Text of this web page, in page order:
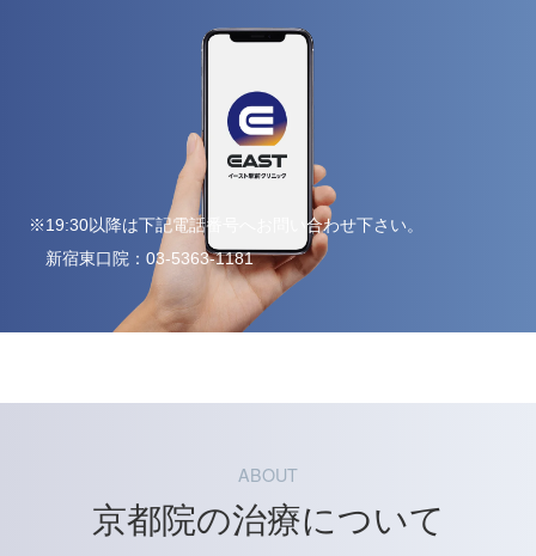
※19:30以降は下記電話番号へお問い合わせ下さい。
新宿東口院： 03-5363-1181
ABOUT
京都院の治療について